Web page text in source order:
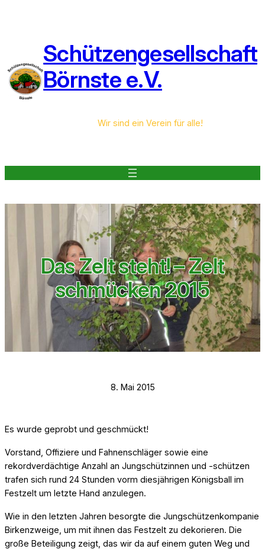
Schützengesellschaft
Börnste e.V.
Wir sind ein Verein für alle!
Das Zelt steht! – Zelt
schmücken 2015
8. Mai 2015
Es wurde geprobt und geschmückt!
Vorstand, Offiziere und Fahnenschläger sowie eine
rekordverdächtige Anzahl an Jungschützinnen und -schützen
trafen sich rund 24 Stunden vorm diesjährigen Königsball im
Festzelt um letzte Hand anzulegen.
Wie in den letzten Jahren besorgte die Jungschützenkompanie
Birkenzweige, um mit ihnen das Festzelt zu dekorieren. Die
große Beteiligung zeigt, das wir da auf einem guten Weg und